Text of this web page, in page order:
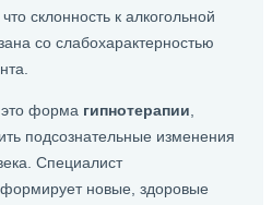
склонность к алкогольной
со слабохарактерностью
форма гипнотерапии
подсознательные изменения
Специалист
формирует новые, здоровые